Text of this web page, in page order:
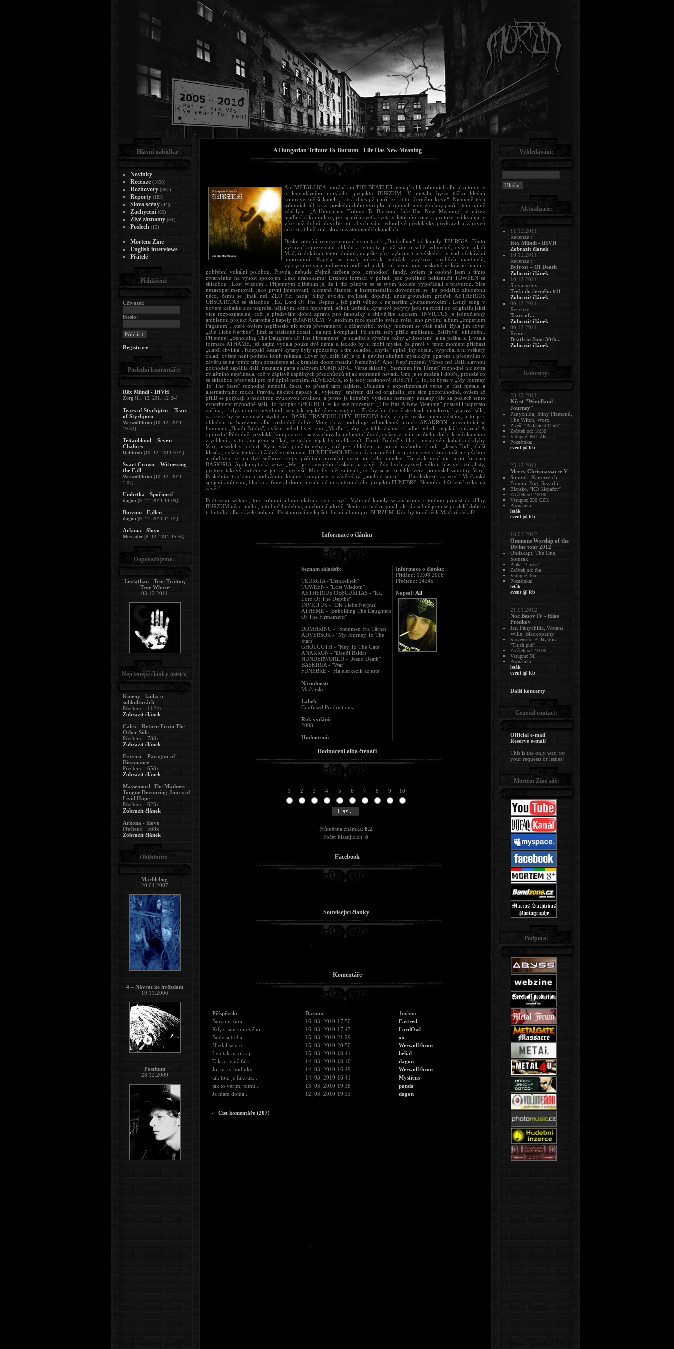
A Hungarian Tribute To Burzum - Life Has New Meaning
Ani METALLICA, možná ani THE BEATLES nemají tolik tributních alb jako tomu je
u legendárního norského projektu BURZUM. V metalu byste těžko hledali
kontroverznější kapelu, která dnes již patří ke kultu „černého kovu“. Nicméně těch
tributních alb se za poslední dobu vyrojilo jako much a ne všechny patří k těm úplně
zdařilým. „A Hungarian Tribute To Burzum: Life Has New Meaning" je název
maďarské kompilace, jež spatřila světlo světa v letošním roce, a protože její kvalita je
více než dobrá, dovolte mi, abych vám jednotlivé předělávky představil a zároveň
také ztratil několik slov o zastoupených kapelách.
Desku otevírá reprezentativní extra track „Dunkelheit“ od kapely TEURGIA. Tento
výstavní reprezentant chladu a temnoty je už sám o sobě jedinečný, ovšem mladí
Maďaři dokázali tento drahokam ještě více vybrousit a výsledek je nad očekávání
impozantní. Kapela se navíc nikterak nedržela zvykově strohých mantinelů,
vykrystalizovala ambientní podklad a dala tak vzniknout neskutečně krásné litanii s
pohřební vokální polohou. Pravda, nebude zřejmě určena pro „orthodox“ fandy, ovšem já osobně jsem s tímto
ztvárněním na výsost spokojen. Lesk drahokamu! Druhou formací v pořadí jsou poněkud neidentičtí TOWEEN se
skladbou „Lost Wisdom“. Příjemným zjištěním je, že i tito pánové se se svým úkolem vypořádali s bravurou. Sice
nezaexperimentovali jako první jmenovaní, nicméně řízností a instrumentální dovedností se jim podařilo zhudebnit
něco, čemu se jinak než ZLO říci nedá! Silný úvodní trojlístek doplňují undergroundem protřelí AETHERIUS
OBSCURITAS se skladbou „Ea, Lord Of The Depths", jež patří vůbec k nejstarším „burzumovkám“. Letitý song v
novém kabátku sice neprošel nějakými extra úpravami, ačkoli ústřední kytarové poryvy jsou na rozdíl od originálu jaksi
více rozpoznatelné, což je především dobrá zpráva pro fanoušky s citlivějším sluchem. INVICTUS je jednočlenný
ambientní projekt Astarotha z kapely BORNHOLM. V letošním roce spatřilo světlo světa jeho prvotní album „Imperium
Paganum“, které ovšem nepřineslo nic extra převratného a zábavného. Světlý moment se však našel. Byla jím cover
„Die Liebe Nerthus“, jímž se následně dostal i na tuto kompilaci. Po smršti tedy přišlo ambientní „žalářové“ uklidnění.
Příjemné! „Beholding The Daughters Of The Firmament“ je skladba z výtečné fošny „Filosofem“ a na paškál si ji vzala
formace ATHAME, jež zatím vydala pouze dvě dema a leckdo by si mohl myslet, že právě v tento moment přichází
„slabší chvilka“. Kdepak! Řezavé kytary byly upozaděny a tím skladba „chytla“ úplně jiný odstín. Vyprchal z ní veškerý
chlad, ovšem není potřeba lomit rukama. Cover byl zalit (ač je to k nevíře) okultně mystickým oparem a především v
závěru se na tomto tripu dostaneme až k branám doom metalu! Nemožné?! Ano! Nepřirozené? Vůbec ne! Další slavnou
pochodeň zapálila další neznámá parta s názvem DOMHRING. Verze skladby „Stemmen Fra Tårnet" rozhodně nic extra
zvláštního nepřinesla, což v záplavě úspěšných předchůdců nijak extrémně nevadí. Ono je to možná i dobře, protože co
se skladbou předvedli pro mě úplně neznámí ADVERSOR, to je tedy neslohově HUSTÝ! :). To, co byste v „My Journey
To The Stars" rozhodně nemohli čekat, to přesně tam najdete. Obludná a experimentální verze je fúzí metalu a
alternativního rocku. Pravda, některé nápady a „vyjetiny“ směrem dál od originálu jsou sice pozoruhodné, ovšem až
příliš se potýkají s nedobrou zvukovou kvalitou, a proto je konečný výsledek nemasný neslaný (ale za poslech tento
experiment rozhodně stál). To naopak GHOLHOT se ke své prezentaci „Life Has A New Meaning" postavili naprosto
zpříma, i když i oni se nevyhnuli sem tak nějaké té extravaganci. Především jde o čistě death metalovoá kytarová sóla,
za které by se nemuseli stydět ani DARK TRANQUILLITY. BURZUM tedy v opět trošku jiném odstínu, a to je s
ohledem na barevnost alba rozhodně dobře. Moje slova podtrhuje jednočlenný projekt ANAKRON, prezentující se
hymnem „Dauði Baldrs", ovšem nebyl by v tom „Maďar“, aby i v téhle známé skladbě nebyla nějaká kulišárna! A
opravdu! Původně rozvleklá kompozice si sice zachovala ambientní úvod, ovšem v jejím průběhu došlo k nečekanému
zrychlení a v tu ránu jsem si říkal, že takhle nějak by mohla znít „Dauði Baldrs" v black metalovém kabátku (kdyby
Varg neseděl v lochu). Kytar však použito nebylo, což je s ohledem na pokus rozhodně škoda. „Jesus Tod“, další
klasika, ovšem tentokrát žádný experiment. HUNDERWOLRD svůj čas proměnili v pravou severskou smršť a s pýchou
a obdivem se na dvě sněhové stopy přiblížili původní verzi norského umělce. To však není nic proti formaci
BASKIRIA. Apokalyptická verze „War“ je skutečným třeskem na závěr. Zde bych vyzvedl výkon hlasivek vokalisty,
protože takový extrém se jen tak neslyší! Moc by mě zajímalo, co by si asi o téhle verzi pomyslel samotný Varg.
Posledním trackem a podtržením kvality kompilace je závěrečný „pochod smrti“ – „Ha elérkezik az este"! Maďarské
spojení ambientu, blacku a funeral doom metalu od misantropického projektu FUNEBRE. Nemohlo být lepší tečky na
závěr!
Podtrženo sečteno, toto tributní album ukázalo svůj smysl. Vybrané kapely se zúčastnily s touhou přinést do dílny
BURZUM něco jiného, a to buď hudebně, a nebo náladově. Není sice nad originál, ale já osobně jsem se po delší době u
tributního alba skvěle pobavil. Dost možná nejlepší tributní album pro BURZUM. Kdo by to od těch Maďarů čekal?
Informace o článku
Seznam skladeb:
TEURGIA -"Dunkelheit"
TOWEEN - "Lost Wisdom"
AETHERIUS OBSCURITAS - "Ea,
Lord Of The Depths"
INVICTUS - "Die Liebe Nerþus'"
ATHEME - "Beholding The Daughters
Of The Firmament"
DOMHRING - "Stemmen Fra Tårnet"
ADVERSOR - "My Journey To The
Stars"
GHOLGOTH - "Key To The Gate"
ANAKRON - "Dauði Baldrs"
HUNDERWORLD - "Jesus' Death"
BASKÍRIA - "War"
FUNEBRE - "Ha elérkezik az este"
Národnost:
Maďarsko
Label:
Confused Productions
Rok vydání:
2008
Hodnocení: ---
Informace o článku:
Přidáno: 13.08.2008
Přečteno: 2434x
Napsal: All
Hodnocení alba čtenáři
1 2 3 4 5 6 7 8 9 10
Průměrná známka: 8.2
Počet hlasujících: 6
Facebook
Související članky
Komentáře
Příspěvek: Datum:
Jméno:
Burzum zítra,...
16. 03. 2010 17:50
Fastred
Když jsme u nového...
16. 03. 2010 17:47
LordOwl
Bude si treba...
15. 03. 2010 21:29
xx
Hledal sem to...
15. 03. 2010 20:50
Werwolfthron
Len tak na okraj -...
15. 03. 2010 18:41
belial
Tak to je už fakt...
14. 03. 2010 18:10
dagon
Jo, na ty hodinky...
14. 03. 2010 16:49
Werwolfthron
tak toto je fakt uz...
14. 03. 2010 16:41
Mysticus
tak to verím, tomu...
13. 03. 2010 19:38
panda
Ja mám doma...
12. 03. 2010 19:33 dagon
Číst komentáře (207)
Hlavní nabídka:
Novinky
Recenze (1696)
Rozhovory (367)
Reporty (183)
Slova scény (44)
Zachycení (69)
Živé záznamy (51)
Poslech (15)
Mortem Zine
English interviews
Přátelé
Přihlášení:
Uživatel:
Heslo:
Registrace
Poslední komentáře:
Rêx Mündi - IHVH
Zorg [11. 12. 2011 12:24]
Tears of Styrbjørn – Tears
of Styrbjørn
Werwolfthron [10. 12. 2011
19:32]
Teitanblood – Seven
Chalices
Dalihrob [10. 12. 2011 6:01]
Svart Crown – Witnessing
the Fall
Werwolfthron [10. 12. 2011
1:07]
Umbrtka - Spočinutí
dagon [9. 12. 2011 14:09]
Burzum - Fallen
dagon [9. 12. 2011 11:01]
Arkona - Slovo
Mercader[8. 12. 2011 15:58]
Doporučujeme:
Leviathan - True Traitor,
True Whore
03.12.2011
Nejčtenější články (měsíc):
Kmeny - kniha o
subkulturách
Přečteno : 1124x
Zobrazit článek
Cales – Return From The
Other Side
Přečteno : 788x
Zobrazit článek
Esoteric - Paragon of
Dissonance
Přečteno : 658x
Zobrazit článek
Massemord -The Madness
Tongue Devouring Juices of
Livid Hope
Přečteno : 625x
Zobrazit článek
Arkona - Slovo
Přečteno : 560x
Zobrazit článek
Ohlédnutí:
Marblebog
20.04.2007
4 – Návrat ke hvězdám
19.11.2006
Posthum
28.12.2009
Vyhledávání:
Aktualizace:
11.12.2011
Recenze :
Rêx Mündi - IHVH
Zobrazit článek
10.12.2011
Recenze :
Byfrost – Of Death
Zobrazit článek
10.12.2011
Slova scény :
Trefa do černého #11
Zobrazit článek
09.12.2011
Recenze :
Tears of...
Zobrazit článek
09.12.2011
Report :
Death in June 30th...
Zobrazit článek
Koncerty:
23.12.2011
Křest "Woodland
Journey"
Panychida, Stíny Plamenů,
The Witch, Worx
Plzeň, "Parlament Club"
Začátek od: 18:30
Vstupné: 66 CZK
Poznámka:
event @ fcb
25.12.2011
Merry Chrismassacre V
Somrak, Kaiserreich,
Funeral Fog, Sezarbil
Blansko, "KD Klepačov"
Začátek od: 19:00
Vstupné: 250 CZK
Poznámka:
leták
event @ fcb
18.01.2012
Ominous Worship of the
Divine tour 2012
Ondskapt, The One,
Somrak
Praha, "Cross"
Začátek od: tba
Vstupné: tba
Poznámka:
leták
event @ fcb
21.01.2012
Noc Besov IV - Hlas
Predkov
Jar, Panychida, Wotans
Wille, Blackopathy
Slovensko, B. Bystrica,
"Tirish pub"
Začátek od: 19:00
Vstupné: 5€
Poznámka:
leták
event @ fcb
Další koncerty
General contact:
Official e-mail
Reserve e-mail
This is the only way for
your requests or issues!
Mortem Zine sítě:
Podpora: